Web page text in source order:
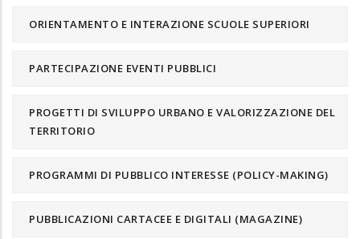
ORIENTAMENTO E INTERAZIONE SCUOLE SUPERIORI
PARTECIPAZIONE EVENTI PUBBLICI
PROGETTI DI SVILUPPO URBANO E VALORIZZAZIONE DEL
TERRITORIO
PROGRAMMI DI PUBBLICO INTERESSE (POLICY-MAKING)
PUBBLICAZIONI CARTACEE E DIGITALI (MAGAZINE)